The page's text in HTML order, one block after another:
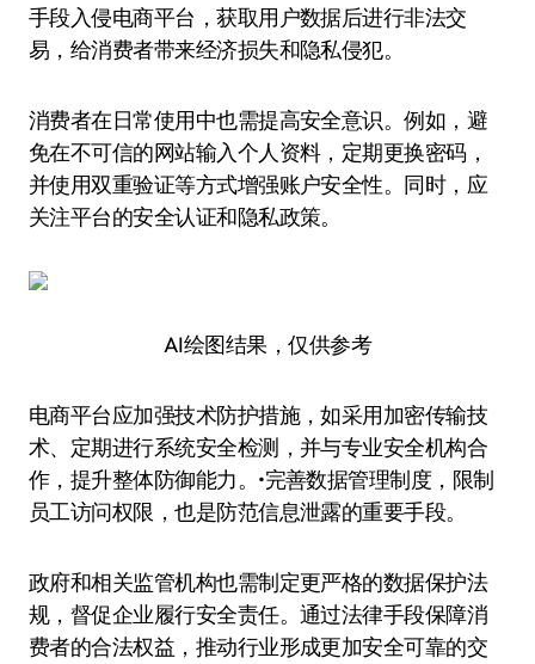
手段入侵电商平台，获取用户数据后进行非法交
易，给消费者带来经济损失和隐私侵犯。
消费者在日常使用中也需提高安全意识。例如，避
免在不可信的网站输入个人资料，定期更换密码，
并使用双重验证等方式增强账户安全性。同时，应
关注平台的安全认证和隐私政策。
AI绘图结果，仅供参考
电商平台应加强技术防护措施，如采用加密传输技
术、定期进行系统安全检测，并与专业安全机构合
作，提升整体防御能力。•完善数据管理制度，限制
员工访问权限，也是防范信息泄露的重要手段。
政府和相关监管机构也需制定更严格的数据保护法
规，督促企业履行安全责任。通过法律手段保障消
费者的合法权益，推动行业形成更加安全可靠的交